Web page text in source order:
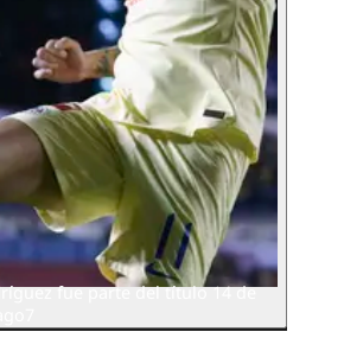
fue parte del título 14 de